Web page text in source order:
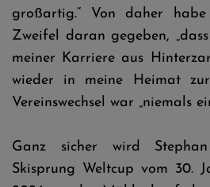
großartig.“ Von daher
Zweifel daran gegeben,
meiner Karriere aus
wieder in meine Heimat
Vereinswechsel war „niemals
Ganz sicher wird
Skisprung Weltcup vom 30.